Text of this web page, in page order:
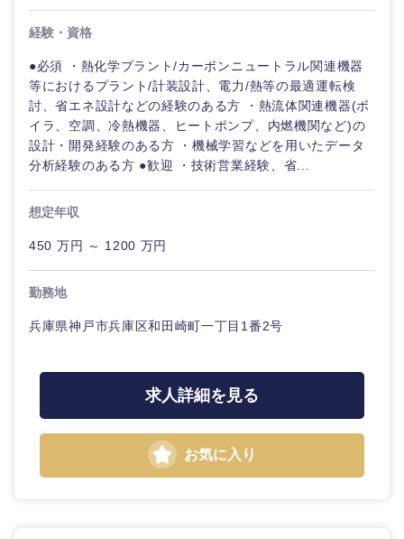
鹿児島県
経験・資格
●必須 ・熱化学プラント/カーボンニュートラル関連機器
等におけるプラント/計装設計、電力/熱等の最適運転検
討、省エネ設計などの経験のある方 ・熱流体関連機器(ボ
イラ、空調、冷熱機器、ヒートポンプ、内燃機関など)の
設計・開発経験のある方 ・機械学習などを用いたデータ
分析経験のある方 ●歓迎 ・技術営業経験、省...
想定年収
450 万円 ～ 1200 万円
勤務地
兵庫県神戸市兵庫区和田崎町一丁目1番2号
求人詳細を見る
お気に入り